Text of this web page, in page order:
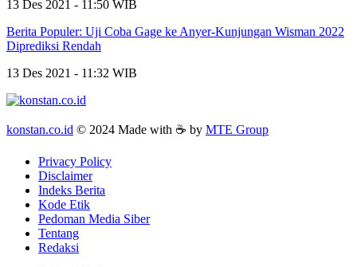
13 Des 2021 - 11:50 WIB
Berita Populer: Uji Coba Gage ke Anyer-Kunjungan Wisman 2022
Diprediksi Rendah
13 Des 2021 - 11:32 WIB
konstan.co.id © 2024 Made with ☕ by MTE Group
Privacy Policy
Disclaimer
Indeks Berita
Kode Etik
Pedoman Media Siber
Tentang
Redaksi